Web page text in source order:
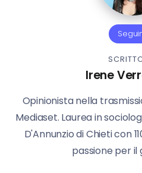
Irene
Opinionista nella
Mediaset. Laurea in
D'Annunzio di Chieti con
passione per il